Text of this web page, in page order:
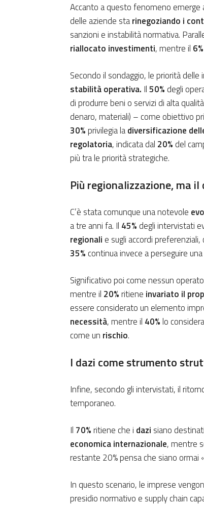
Accanto a questo fenomeno emerge
delle aziende starinegoziando i
sanzioni e instabilità normativa.
riallocato investimenti, mentre il 6%
Secondo il sondaggio, le priorità
stabilità operativa. Il50% degli
di produrre beni o servizi di alta
denaro, materiali) – come obiettivo
30%privilegia ladiversificazione
regolatoria, indicata dal 20% del
più tra le priorità strategiche.
Più regionalizzazione, ma
C’è stata comunque una notevole
a tre anni fa. Il 45% degli intervistati
regionali e sugli accordi
35% continua invece a perseguire
Significativo poi come nessun
mentre il 20%ritiene invariato il
essere considerato un elemento
necessità, mentre il 40%lo considera
come un rischio.
I dazi come strumento
Infine, secondo gli intervistati, il
temporaneo.
Il 70%ritiene che i dazi siano
economica internazionale, mentre
restante 20% pensa che siano ormai
In questo scenario, le imprese
presidio normativo e supply chain